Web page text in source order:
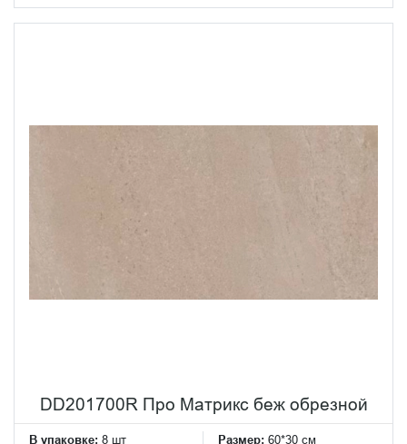
DD201700R Про Матрикс беж обрезной
В упаковке: 8 шт Размер: 60*30 см